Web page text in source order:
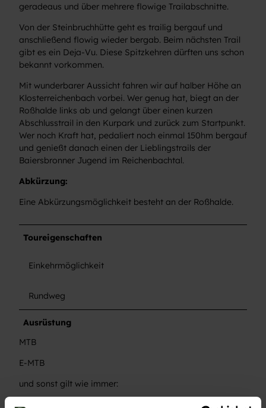
geradeaus und über mehrere flowige Trailabschnitte.
Von der Steinbruchhütte geht es trailig bergauf und
anschließend flowig wieder bergab. Beim nächsten Trail
gibt es ein Deja-Vu. Diese Spitzkehren dürften uns schon
bekannt vorkommen.
Mit wunderbarer Aussicht fahren wir auf halber Höhe an
Klosterreichenbach vorbei. Wer genug hat, biegt an der
Roßhalde links ab und gelangt über einen kurzen
Abschlusstrail in den Kurpark und zurück zum Startpunkt.
Wer noch Kraft hat, pedaliert noch einmal 150hm bergauf
und genießt danach einen der Lieblingstrails der
Baiersbronner Jugend im Reichenbachtal.
Abkürzung:
Eine Abkürzungsmöglichkeit besteht an der Roßhalde.
Toureigenschaften
Einkehrmöglichkeit
Rundweg
Ausrüstung
MTB
E-MTB
und sonst gilt wie immer:
Helm, Handschuhe, Rucksack mit Erste Hilfe Set,